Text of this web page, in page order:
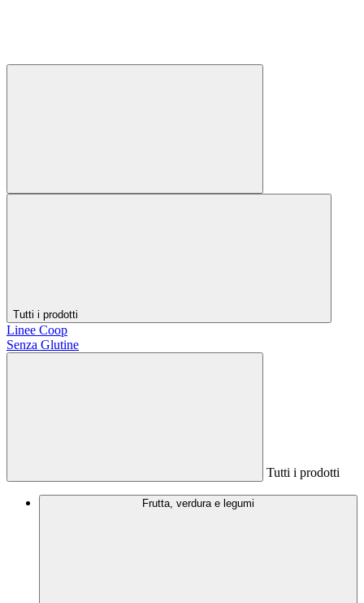
Tutti i prodotti
Linee Coop
Senza Glutine
Tutti i prodotti
Frutta, verdura e legumi